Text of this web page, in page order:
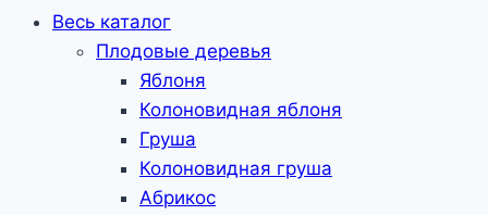
Весь каталог
Плодовые деревья
Яблоня
Колоновидная яблоня
Груша
Колоновидная груша
Абрикос